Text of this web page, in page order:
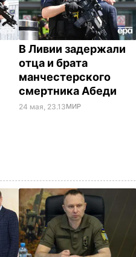
В Ливии задержали
отца и брата
манчестерского
смертника Абеди
24 мая, 23.13МИР